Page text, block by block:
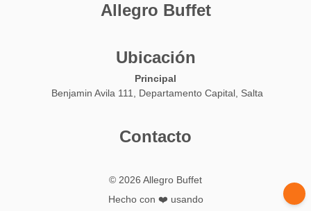
Allegro Buffet
Ubicación
Principal
Benjamin Avila 111, Departamento Capital, Salta
Contacto
© 2026 Allegro Buffet
Hecho con ❤️ usando